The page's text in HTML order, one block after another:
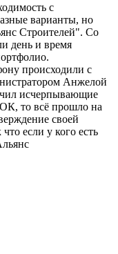
с
варианты, но
Строителей". Со
день и время
происходили с
Анжелой
исчерпывающие
то всё прошло на
своей
если у кого есть